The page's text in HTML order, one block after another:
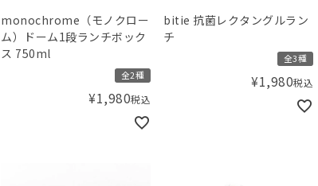
monochrome（モノクロー
ム）ドーム1段ランチボック
ス 750ml
全2種
¥1,980税込
bitie 抗菌レクタングルラン
チ
全3種
¥1,980税込